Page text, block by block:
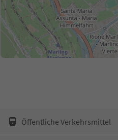
Öffentliche Verkehrsmittel